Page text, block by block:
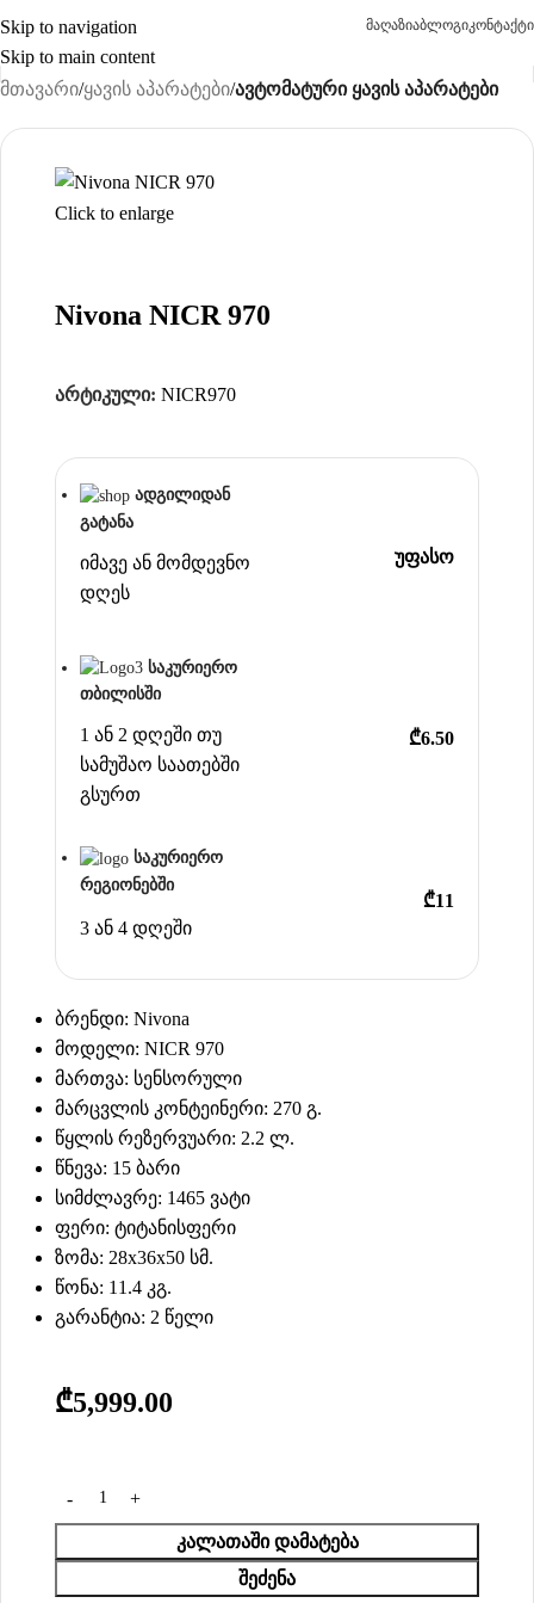
Skip to navigation
Skip to main content
მაღაზიაბლოგიკონტაქტი
მთავარი ყავის აპარატები ავტომატური ყავის აპარატები
Click to enlarge
Nivona NICR 970
არტიკული: NICR970
ადგილიდან
გატანა
იმავე ან მომდევნო
დღეს
უფასო
საკურიერო
თბილისში
1 ან 2 დღეში თუ
სამუშაო საათებში
გსურთ
₾6.50
საკურიერო
რეგიონებში
3 ან 4 დღეში
₾11
ბრენდი: Nivona
მოდელი: NICR 970
მართვა: სენსორული
მარცვლის კონტეინერი: 270 გ.
წყლის რეზერვუარი: 2.2 ლ.
წნევა: 15 ბარი
სიმძლავრე: 1465 ვატი
ფერი: ტიტანისფერი
ზომა: 28x36x50 სმ.
წონა: 11.4 კგ.
გარანტია: 2 წელი
₾5,999.00
ᲙᲐᲚᲐᲗᲐᲨᲘ ᲓᲐᲛᲐᲢᲔᲑᲐ
ᲨᲔᲫᲔᲜᲐ